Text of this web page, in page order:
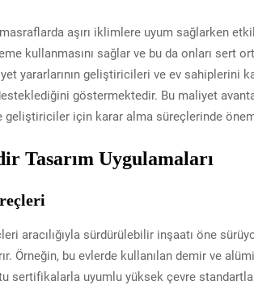
aşırı iklimlere uyum sağlarken
kullanmasını sağlar ve bu da onları sert
yararlarının geliştiricileri ve ev sahiplerini
göstermektedir. Bu maliyet
geliştiriciler için karar alma süreçlerinde
Tasarım Uygulamaları
aracılığıyla sürdürülebilir inşaatı öne
Örneğin, bu evlerde kullanılan demir ve
sertifikalarla uyumlu yüksek çevre